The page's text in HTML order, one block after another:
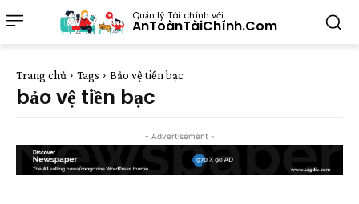
Quản lý Tài chính với
AnToànTàiChính.Com
Trang chủ Tags Bảo vệ tiền bạc
bảo vệ tiền bạc
- Advertisement -